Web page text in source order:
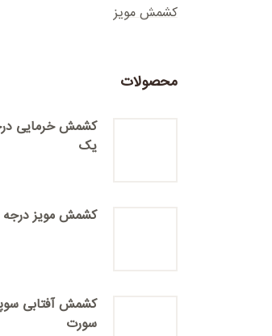
کشمش مویز
محصولات
کشمش خرمایی
یک
کشمش مویز
کشمش آفتابی
سورت